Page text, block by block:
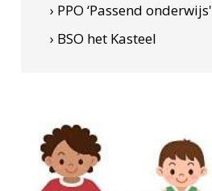
› PPO ‘Passend onderwijs'
› BSO het Kasteel